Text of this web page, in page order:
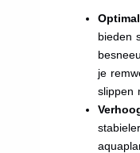
bieden
je
slippen